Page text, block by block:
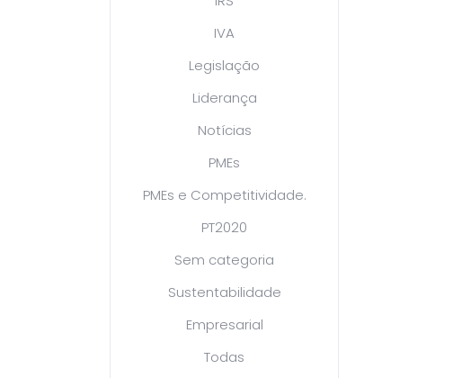
IVA
Legislação
Liderança
Notícias
PMEs
PMEs e Competitividade.
PT2020
Sem categoria
Sustentabilidade
Empresarial
Todas